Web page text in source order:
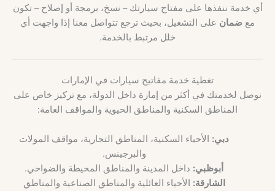
أي خدمة ننفذها على مفتاح سيارتك – نسخ، برمجة أو إصلاح – تكون
مع ضمان على التشغيل، بحيث ترجع تتواصل معنا إذا واجهت أي
خلل مرتبط بالخدمة.
تغطية خدمة مفاتيح سيارات في الإمارات
نوصل لخدمتك في أكثر من إمارة داخل الدولة، مع تركيز خاص على
المناطق السكنية والمناطق الحيوية والمواقف العامة:
دبي: الأحياء السكنية، المناطق التجارية، مواقف المولات
والبرجينس.
أبوظبي: داخل المدينة والمناطق المحيطة والضواحي.
الشارقة: الأحياء العائلية والمناطق الصناعية والمناطق